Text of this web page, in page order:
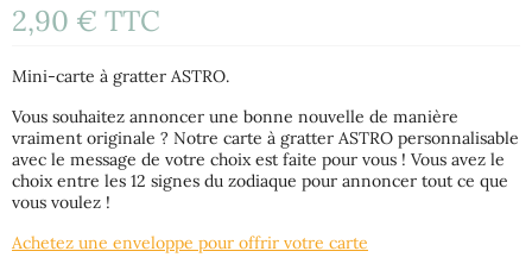
(7 avis)
2,90 € TTC
Mini-carte à gratter ASTRO.
Vous souhaitez annoncer une bonne nouvelle de manière
vraiment originale ? Notre carte à gratter ASTRO personnalisable
avec le message de votre choix est faite pour vous ! Vous avez le
choix entre les 12 signes du zodiaque pour annoncer tout ce que
vous voulez !
Achetez une enveloppe pour offrir votre carte